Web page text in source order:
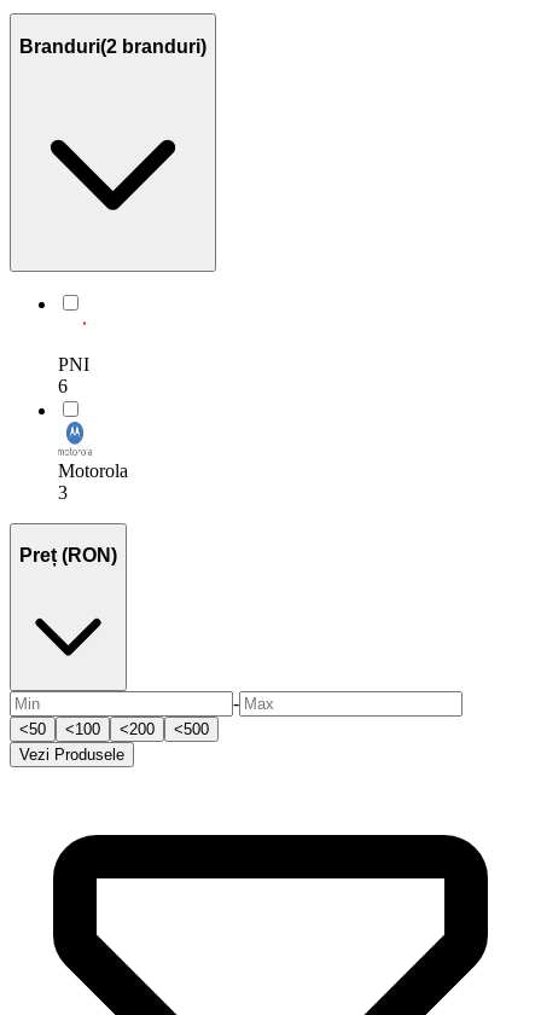
Branduri(2 branduri)
PNI
6
Motorola
3
Preț (RON)
-
<50 <100 <200 <500
Vezi Produsele